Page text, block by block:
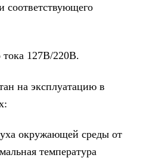
127В/220В.
на эксплуатацию в
окружающей среды от
температура